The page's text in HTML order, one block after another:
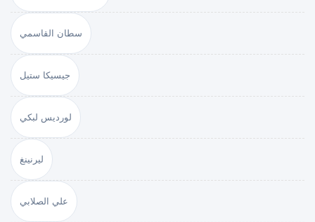
سطان القاسمي
جيسيكا ستيل
لورديس لبكي
ليرنينغ
علي الصلابي